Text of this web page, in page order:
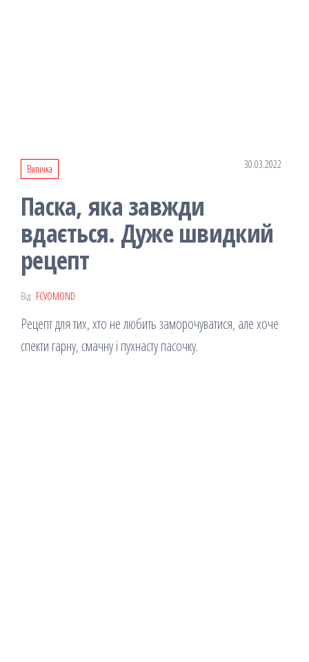
Випічка 30.03.2022
Паска, яка завжди
вдається. Дуже швидкий
рецепт
Від FCVOMOND
Рецепт для тих, хто не любить заморочуватися, але хоче
спекти гарну, смачну і пухнасту пасочку.